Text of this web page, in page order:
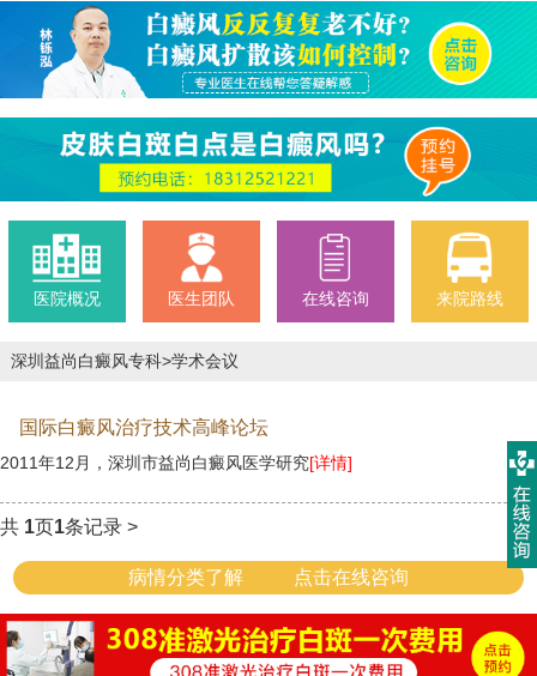
医院概况 医生团队 在线咨询 来院路线
深圳益尚白癜风专科>学术会议
国际白癜风治疗技术高峰论坛
2011年12月，深圳市益尚白癜风医学研究[详情]
共 1页1条记录 >
病情分类了解 点击在线咨询